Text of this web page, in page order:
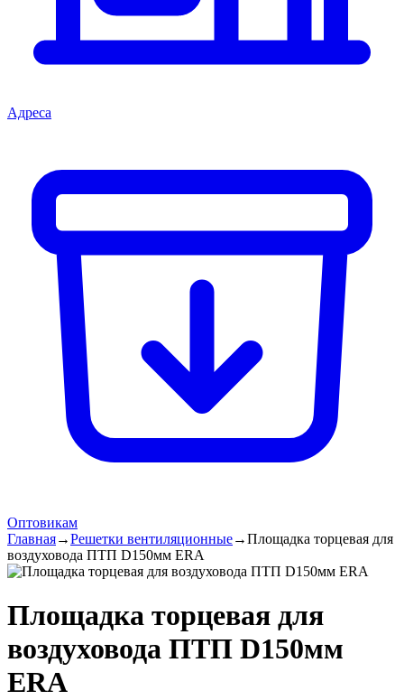
Адреса
Оптовикам
Главная→Решетки вентиляционные→Площадка торцевая для
воздуховода ПТП D150мм ERA
Площадка торцевая для
воздуховода ПТП D150мм
ERA